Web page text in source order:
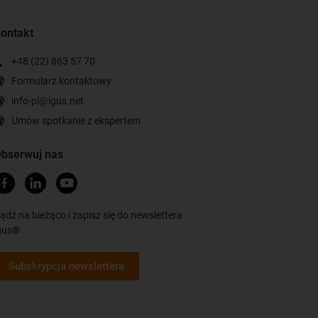
+48 (22) 863 57 70
Formularz kontaktowy
info-pl@igus.net
Umów spotkanie z ekspertem
nas
na bieżąco i zapisz się do newslettera
Subskrypcja newslettera